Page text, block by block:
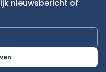
nieuwsbericht of